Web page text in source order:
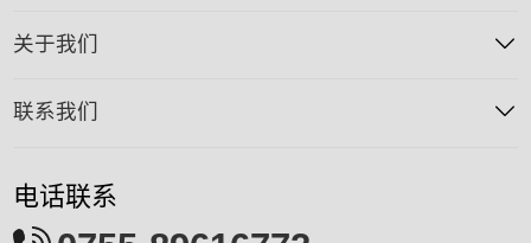
关于我们
联系我们
电话联系